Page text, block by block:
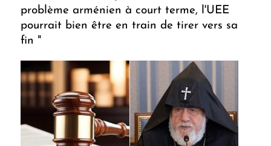
problème arménien à court terme, l'UEE
pourrait bien être en train de tirer vers sa
fin "